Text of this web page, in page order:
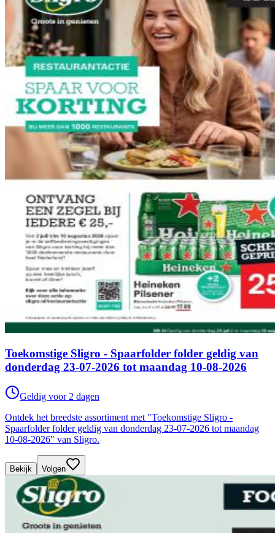
Toekomstige Sligro - Spaarfolder folder geldig van
donderdag 23-07-2026 tot maandag 10-08-2026
Geldig voor 2 dagen
Ontdek het breedste assortiment met "Toekomstige Sligro -
Spaarfolder folder geldig van donderdag 23-07-2026 tot maandag
10-08-2026" van Sligro.
Bekijk Volgen